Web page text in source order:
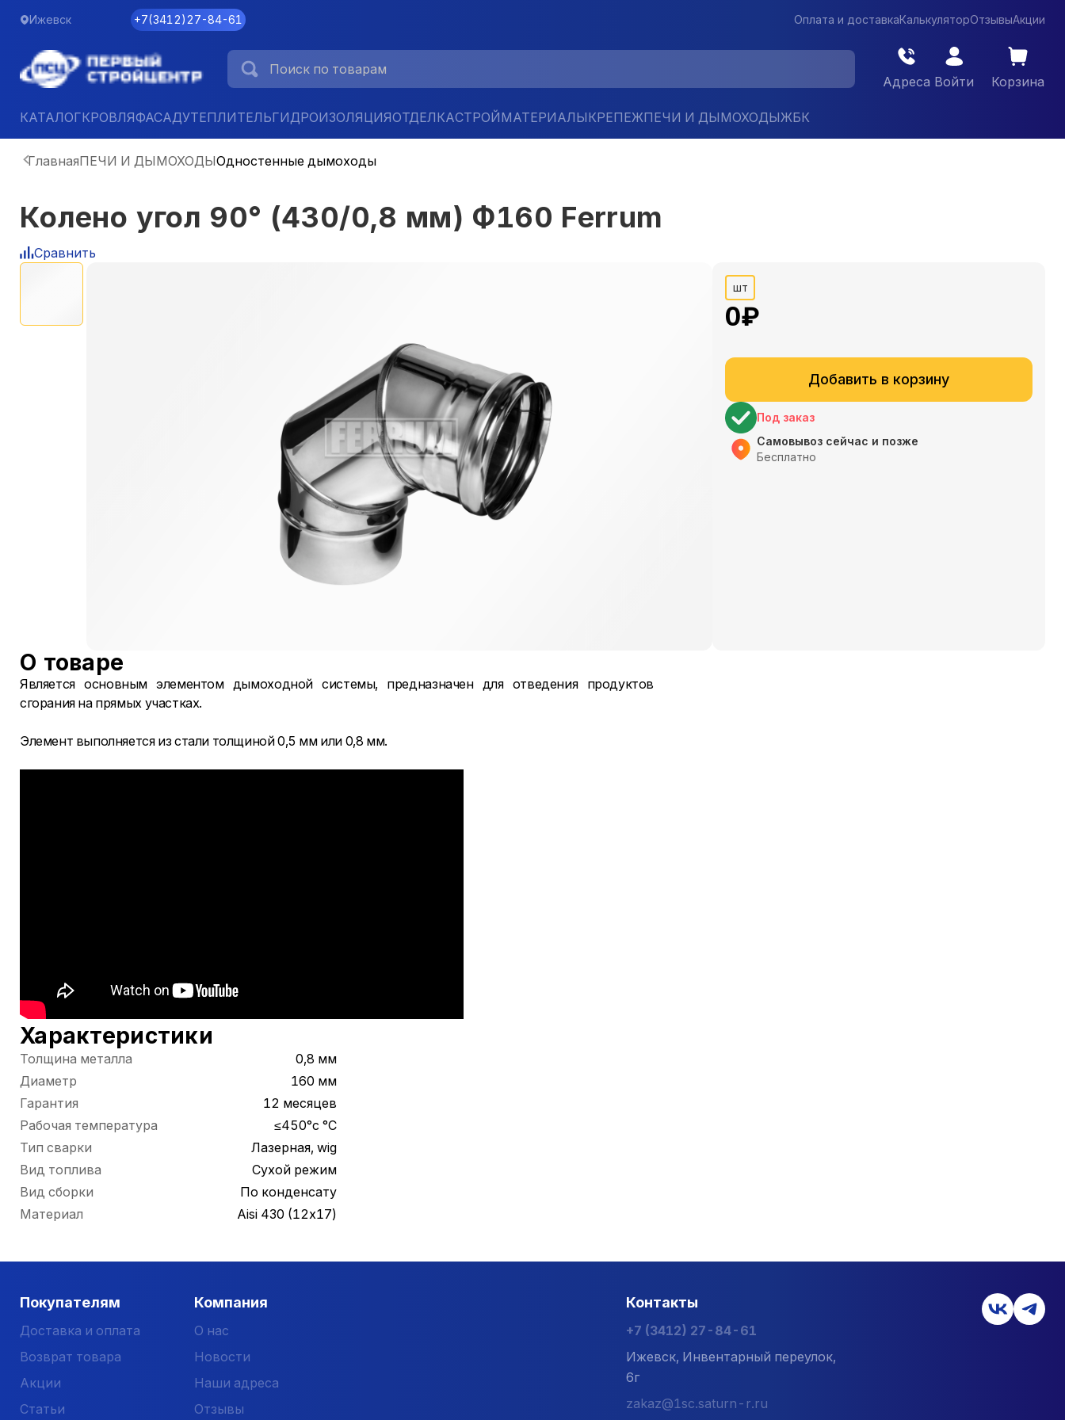
Ижевск +7(3412)27-84-61 Оплата и доставкаКалькуляторОтзывыАкции
Адреса Войти Корзина
КАТАЛОГКРОВЛЯФАСАДУТЕПЛИТЕЛЬГИДРОИЗОЛЯЦИЯОТДЕЛКАСТРОЙМАТЕРИАЛЫКРЕПЕЖПЕЧИ И ДЫМОХОДЫЖБК
ГлавнаяПЕЧИ И ДЫМОХОДЫОдностенные дымоходы
Колено угол 90° (430/0,8 мм) Ф160 Ferrum
Сравнить
шт
0₽
Добавить в корзину
Под заказ
Самовывоз сейчас и позже
Бесплатно
О товаре
Является основным элементом дымоходной системы, предназначен для отведения продуктов
сгорания на прямых участках.
Элемент выполняется из стали толщиной 0,5 мм или 0,8 мм.
Характеристики
Толщина металла
0,8 мм
Диаметр
160 мм
Гарантия
12 месяцев
Рабочая температура
≤450°c °С
Тип сварки
Лазерная, wig
Вид топлива
Сухой режим
Вид сборки
По конденсату
Материал
Aisi 430 (12х17)
Покупателям
Доставка и оплата
Возврат товара
Акции
Статьи
Компания
О нас
Новости
Наши адреса
Отзывы
Контакты
+7 (3412) 27-84-61
Ижевск, Инвентарный переулок,
6г
zakaz@1sc.saturn-r.ru